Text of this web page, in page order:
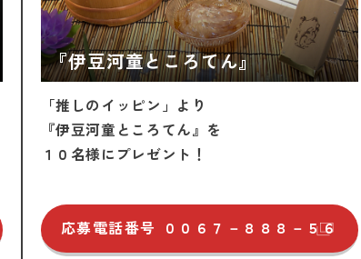
『伊豆河童ところてん』
「推しのイッピン」より
『伊豆河童ところてん』を
１０名様にプレゼント！
応募電話番号 ００６７－８８８－５６